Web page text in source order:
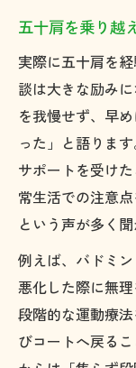
五十肩を乗り越
実際に五十肩を
談は大きな励み
を我慢せず、早
った」と語りま
サポートを受け
常生活での注意
という声が多く聞
例えば、バドミ
悪化した際に無
段階的な運動療
びコートへ戻る